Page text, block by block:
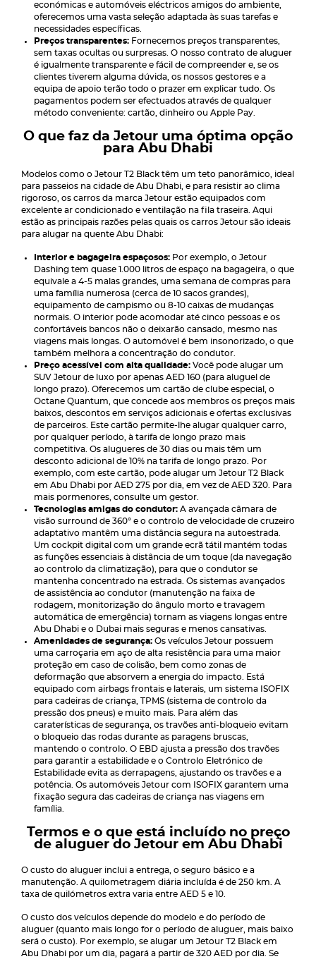
económicas e automóveis eléctricos amigos do ambiente,
oferecemos uma vasta seleção adaptada às suas tarefas e
necessidades específicas.
Preços transparentes: Fornecemos preços transparentes,
sem taxas ocultas ou surpresas. O nosso contrato de aluguer
é igualmente transparente e fácil de compreender e, se os
clientes tiverem alguma dúvida, os nossos gestores e a
equipa de apoio terão todo o prazer em explicar tudo. Os
pagamentos podem ser efectuados através de qualquer
método conveniente: cartão, dinheiro ou Apple Pay.
O que faz da Jetour uma óptima opção
para Abu Dhabi
Modelos como o Jetour T2 Black têm um teto panorâmico, ideal
para passeios na cidade de Abu Dhabi, e para resistir ao clima
rigoroso, os carros da marca Jetour estão equipados com
excelente ar condicionado e ventilação na fila traseira. Aqui
estão as principais razões pelas quais os carros Jetour são ideais
para alugar na quente Abu Dhabi:
Interior e bagageira espaçosos: Por exemplo, o Jetour
Dashing tem quase 1.000 litros de espaço na bagageira, o que
equivale a 4-5 malas grandes, uma semana de compras para
uma família numerosa (cerca de 10 sacos grandes),
equipamento de campismo ou 8-10 caixas de mudanças
normais. O interior pode acomodar até cinco pessoas e os
confortáveis bancos não o deixarão cansado, mesmo nas
viagens mais longas. O automóvel é bem insonorizado, o que
também melhora a concentração do condutor.
Preço acessível com alta qualidade: Você pode alugar um
SUV Jetour de luxo por apenas AED 160 (para aluguel de
longo prazo). Oferecemos um cartão de clube especial, o
Octane Quantum, que concede aos membros os preços mais
baixos, descontos em serviços adicionais e ofertas exclusivas
de parceiros. Este cartão permite-lhe alugar qualquer carro,
por qualquer período, à tarifa de longo prazo mais
competitiva. Os alugueres de 30 dias ou mais têm um
desconto adicional de 10% na tarifa de longo prazo. Por
exemplo, com este cartão, pode alugar um Jetour T2 Black
em Abu Dhabi por AED 275 por dia, em vez de AED 320. Para
mais pormenores, consulte um gestor.
Tecnologias amigas do condutor: A avançada câmara de
visão surround de 360° e o controlo de velocidade de cruzeiro
adaptativo mantêm uma distância segura na autoestrada.
Um cockpit digital com um grande ecrã tátil mantém todas
as funções essenciais à distância de um toque (da navegação
ao controlo da climatização), para que o condutor se
mantenha concentrado na estrada. Os sistemas avançados
de assistência ao condutor (manutenção na faixa de
rodagem, monitorização do ângulo morto e travagem
automática de emergência) tornam as viagens longas entre
Abu Dhabi e o Dubai mais seguras e menos cansativas.
Amenidades de segurança: Os veículos Jetour possuem
uma carroçaria em aço de alta resistência para uma maior
proteção em caso de colisão, bem como zonas de
deformação que absorvem a energia do impacto. Está
equipado com airbags frontais e laterais, um sistema ISOFIX
para cadeiras de criança, TPMS (sistema de controlo da
pressão dos pneus) e muito mais. Para além das
caraterísticas de segurança, os travões anti-bloqueio evitam
o bloqueio das rodas durante as paragens bruscas,
mantendo o controlo. O EBD ajusta a pressão dos travões
para garantir a estabilidade e o Controlo Eletrónico de
Estabilidade evita as derrapagens, ajustando os travões e a
potência. Os automóveis Jetour com ISOFIX garantem uma
fixação segura das cadeiras de criança nas viagens em
família.
Termos e o que está incluído no preço
de aluguer do Jetour em Abu Dhabi
O custo do aluguer inclui a entrega, o seguro básico e a
manutenção. A quilometragem diária incluída é de 250 km. A
taxa de quilómetros extra varia entre AED 5 e 10.
O custo dos veículos depende do modelo e do período de
aluguer (quanto mais longo for o período de aluguer, mais baixo
será o custo). Por exemplo, se alugar um Jetour T2 Black em
Abu Dhabi por um dia, pagará a partir de 320 AED por dia. Se